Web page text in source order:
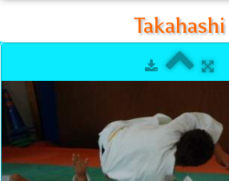
Takahashi